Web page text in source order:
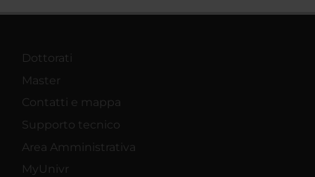
Dottorati
Master
Contatti e mappa
Supporto tecnico
Area Amministrativa
MyUnivr